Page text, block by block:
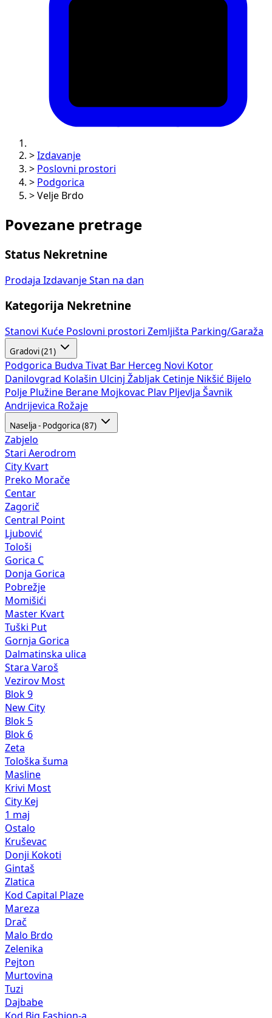
> Izdavanje
> Poslovni prostori
> Podgorica
> Velje Brdo
Povezane pretrage
Status Nekretnine
Prodaja Izdavanje Stan na dan
Kategorija Nekretnine
Stanovi Kuće Poslovni prostori Zemljišta Parking/Garaža
Gradovi (21)
Podgorica Budva Tivat Bar Herceg Novi Kotor
Danilovgrad Kolašin Ulcinj Žabljak Cetinje Nikšić Bijelo
Polje Plužine Berane Mojkovac Plav Pljevlja Šavnik
Andrijevica Rožaje
Naselja - Podgorica (87)
Zabjelo
Stari Aerodrom
City Kvart
Preko Morače
Centar
Zagorič
Central Point
Ljubović
Tološi
Gorica C
Donja Gorica
Pobrežje
Momišići
Master Kvart
Tuški Put
Gornja Gorica
Dalmatinska ulica
Stara Varoš
Vezirov Most
Blok 9
New City
Blok 5
Blok 6
Zeta
Tološka šuma
Masline
Krivi Most
City Kej
1 maj
Ostalo
Kruševac
Donji Kokoti
Gintaš
Zlatica
Kod Capital Plaze
Mareza
Drač
Malo Brdo
Zelenika
Pejton
Murtovina
Tuzi
Dajbabe
Kod Big Fashion-a